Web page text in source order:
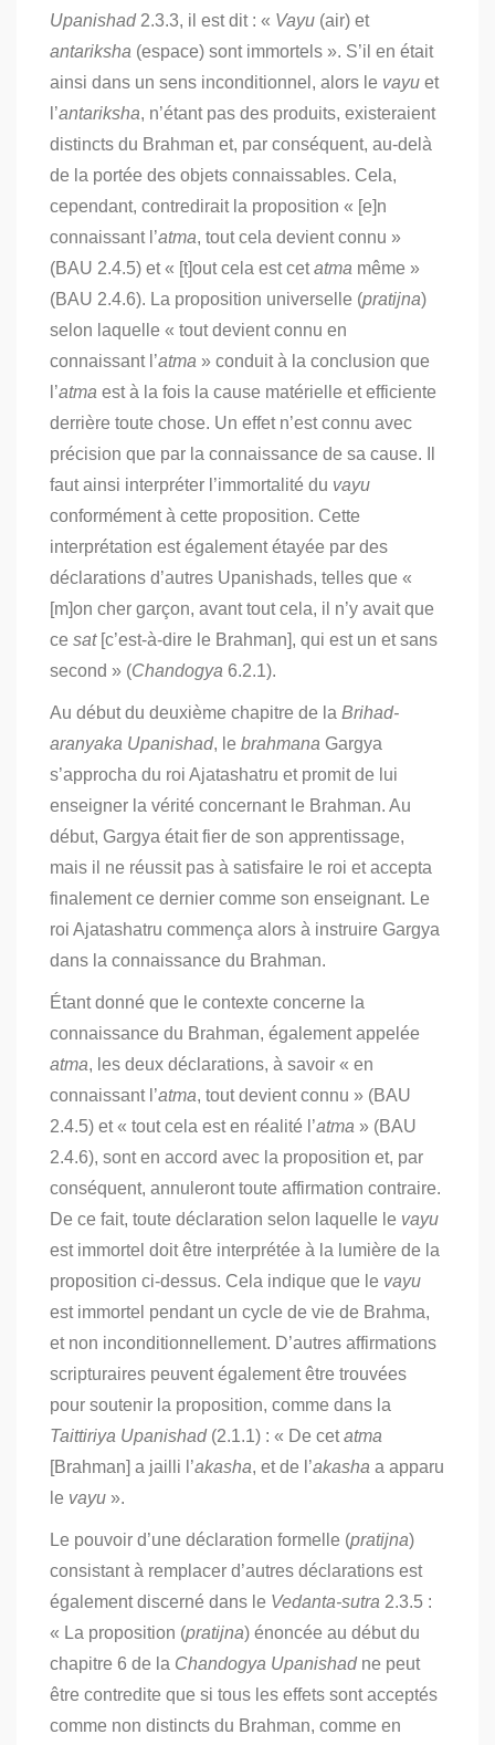
Upanishad2.3.3, il est dit : « Vayu (air) et
antariksha (espace) sont immortels ». S’il en était
ainsi dans un sens inconditionnel, alors le vayu et
l’antariksha, n’étant pas des produits, existeraient
distincts du Brahman et, par conséquent, au-delà
de la portée des objets connaissables. Cela,
cependant, contredirait la proposition « [e]n
connaissant l’atma, tout cela devient connu »
(BAU 2.4.5) et « [t]out cela est cetatma même »
(BAU 2.4.6). La proposition universelle (pratijna)
selon laquelle « tout devient connu en
connaissant l’atma » conduit à la conclusion que
l’atma est à la fois la cause matérielle et efficiente
derrière toute chose. Un effet n’est connu avec
précision que par la connaissance de sa cause. Il
faut ainsi interpréter l’immortalité du vayu
conformément à cette proposition. Cette
interprétation est également étayée par des
déclarations d’autres Upanishads, telles que «
[m]on cher garçon, avant tout cela, il n’y avait que
ce sat[c’est-à-dire le Brahman], qui est un et sans
second » (Chandogya 6.2.1).
Au début du deuxième chapitre de la Brihad-
aranyaka Upanishad, le brahmana Gargya
s’approcha du roi Ajatashatru et promit de lui
enseigner la vérité concernant le Brahman. Au
début, Gargya était fier de son apprentissage,
mais il ne réussit pas à satisfaire le roi et accepta
finalement ce dernier comme son enseignant. Le
roi Ajatashatru commença alors à instruire Gargya
dans la connaissance du Brahman.
Étant donné que le contexte concerne la
connaissance du Brahman, également appelée
atma, les deux déclarations, à savoir « en
connaissant l’atma, tout devient connu » (BAU
2.4.5) et « tout cela est en réalité l’atma » (BAU
2.4.6), sont en accord avec la proposition et, par
conséquent, annuleront toute affirmation contraire.
De ce fait, toute déclaration selon laquelle le vayu
est immortel doit être interprétée à la lumière de la
proposition ci-dessus. Cela indique que le vayu
est immortel pendant un cycle de vie de Brahma,
et non inconditionnellement. D’autres affirmations
scripturaires peuvent également être trouvées
pour soutenir la proposition, comme dans la
Taittiriya Upanishad(2.1.1) : « De cetatma
[Brahman] a jailli l’akasha, et de l’akasha a apparu
le vayu ».
Le pouvoir d’une déclaration formelle (pratijna)
consistant à remplacer d’autres déclarations est
également discerné dans le Vedanta-sutra 2.3.5 :
« La proposition (pratijna) énoncée au début du
chapitre 6 de la Chandogya Upanishadne peut
être contredite que si tous les effets sont acceptés
comme non distincts du Brahman, comme en